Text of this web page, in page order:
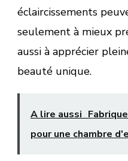
éclaircissements
seulement à mieux
aussi à apprécier
beauté unique.
A lire aussi
pour une chambre